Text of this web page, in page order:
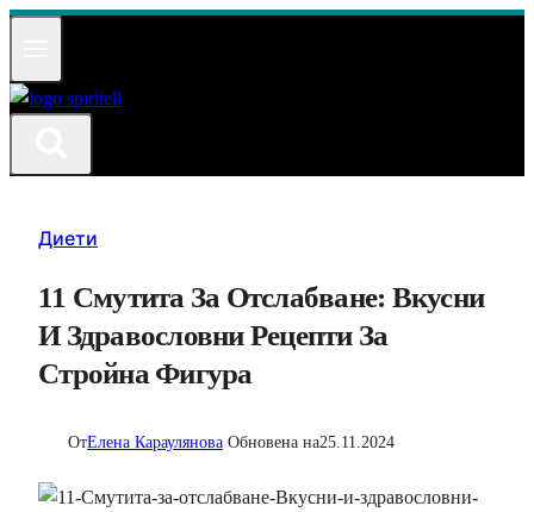
Към
Диети
11 Смутита За Отслабване: Вкусни
И Здравословни Рецепти За
Стройна Фигура
ОтЕлена Караулянова Обновена на25.11.2024